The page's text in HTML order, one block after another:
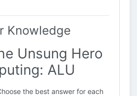
Knowledge
Unsung Hero
ALU
the best answer for each